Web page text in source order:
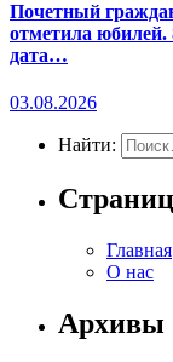
Почетный
отметила юбилей.
дата…
03.08.2026
Найти:
Главная
О нас
Архивы